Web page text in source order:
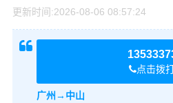
更新时间:2026-08-06 08:57:24
点击拨
广州→中山